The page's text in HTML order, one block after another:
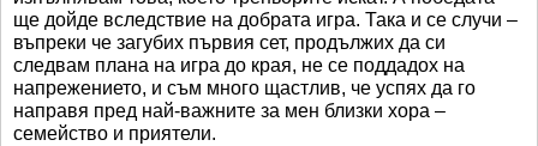
ще дойде вследствие на добрата игра. Така и се случи –
въпреки че загубих първия сет, продължих да си
следвам плана на игра до края, не се поддадох на
напрежението, и съм много щастлив, че успях да го
направя пред най-важните за мен близки хора –
семейство и приятели.